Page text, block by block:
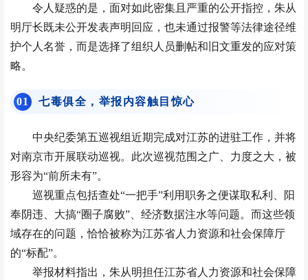
令人疑惑的是，面对如此密集且严重的公开指控，朱从
明厅长既未公开发表声明回应，也未通过报警等法律途径维
护个人名誉，而是选择了组织人员删帖和旧文重发的应对策
略。
01 七毒俱全，举报内容触目惊心
中央纪委第五巡视组近期完成对江苏的进驻工作，并将
对南京市开展联动巡视。此次巡视范围之广、力度之大，被
形容为“前所未有”。
巡视重点包括查处“一把手”利用职务之便谋取私利、阳
奉阴违、大搞“圈子腐败”、经济数据注水等问题。而这些领
域存在的问题，恰恰被称为江苏省人力资源和社会保障厅
的“标配”。
举报材料指出，朱从明担任江苏省人力资源和社会保障